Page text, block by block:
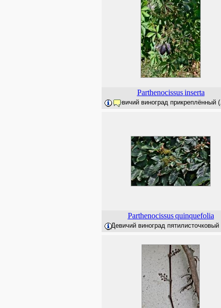
Parthenocissus inserta
Девичий виноград прикреплённый
Parthenocissus quinquefolia
Девичий виноград пятилисточковый